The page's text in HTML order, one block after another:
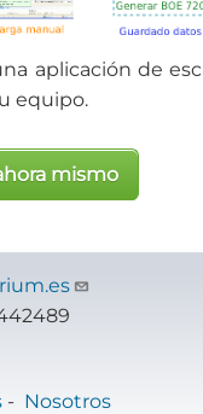
aplicación de
equipo.
mismo
- Nosotros